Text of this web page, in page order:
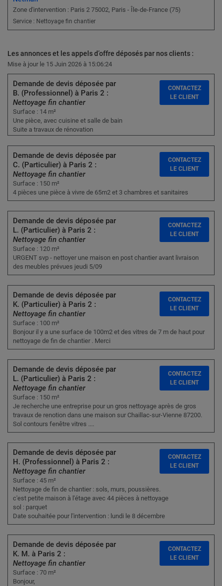
Zone d'intervention : Paris 2 75002, Paris - Île-de-France (75)
Service : Nettoyage fin chantier
Les annonces et les appels d’offre déposés par nos clients :
Mise à jour le 15 Juin 2026 à 15:06:24
Demande de devis déposée par
B. (Professionnel) à Paris 2 :
Nettoyage fin chantier
Surface : 14 m²
Une pièce, avec cuisine et salle de bain
Suite a travaux de rénovation
CONTACTEZ
LE CLIENT
Demande de devis déposée par
C. (Particulier) à Paris 2 :
Nettoyage fin chantier
Surface : 150 m²
4 pièces une pièce à vivre de 65m2 et 3 chambres et sanitaires
CONTACTEZ
LE CLIENT
Demande de devis déposée par
L. (Particulier) à Paris 2 :
Nettoyage fin chantier
Surface : 120 m²
URGENT svp - nettoyer une maison en post chantier avant livraison
des meubles prévues jeudi 5/09
CONTACTEZ
LE CLIENT
Demande de devis déposée par
K. (Particulier) à Paris 2 :
Nettoyage fin chantier
Surface : 100 m²
Bonjour il y a une surface de 100m2 et des vitres de 7 m de haut pour
nettoyage de fin de chantier . Merci
CONTACTEZ
LE CLIENT
Demande de devis déposée par
L. (Particulier) à Paris 2 :
Nettoyage fin chantier
Surface : 150 m²
Je recherche une entreprise pour un gros nettoyage après de gros
travaux de renotion dans une maison sur Chaillac-sur-Vienne 87200.
Sol contours fenêtre vitres ....
CONTACTEZ
LE CLIENT
Demande de devis déposée par
H. (Professionnel) à Paris 2 :
Nettoyage fin chantier
Surface : 45 m²
Nettoyage de fin de chantier : sols, murs, poussières.
c'est petite maison à l'étage avec 44 pièces à nettoyage
sol : parquet
Date souhaitée pour l'intervention : lundi le 8 décembre
CONTACTEZ
LE CLIENT
Demande de devis déposée par
K. M. à Paris 2 :
Nettoyage fin chantier
Surface : 70 m²
Bonjour,
CONTACTEZ
LE CLIENT